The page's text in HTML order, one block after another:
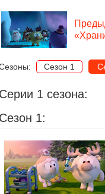
Сезон 1
Серии 1 сезона:
Сезон 1: